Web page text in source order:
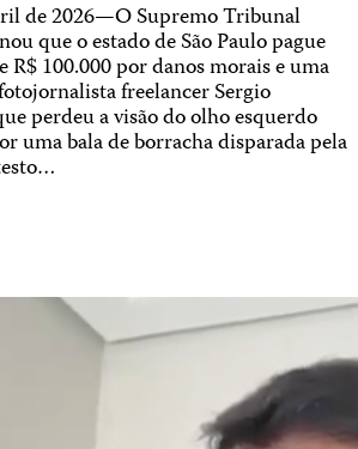
de 2026—O Supremo Tribunal
que o estado de São Paulo pague
R$ 100.000 por danos morais e uma
freelancer Sergio
perdeu a visão do olho esquerdo
uma bala de borracha disparada pela